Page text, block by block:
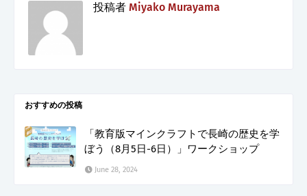
投稿者 Miyako Murayama
おすすめの投稿
「教育版マインクラフトで長崎の歴史を学
ぼう（8月5日-6日）」ワークショップ
June 28, 2024